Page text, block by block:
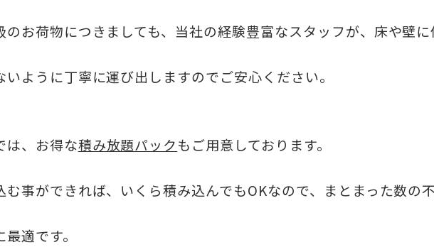
のお荷物につきましても、当社の経験豊富なスタッフが、床や壁
いように丁寧に運び出しますのでご安心ください。
は、お得な積み放題パックもご用意しております。
む事ができれば、いくら積み込んでもOKなので、まとまった数の
適です。